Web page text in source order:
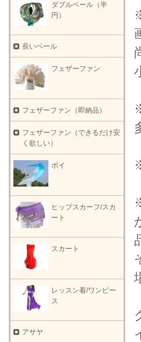
ダブルベール（半
円）
長いベール
フェザーファン
フェザーファン（即納品）
フェザーファン（できるだけ安
く欲しい）
ポイ
ヒップスカーフ/スカ
ート
スカート
レッスン着/ワンピー
ス
アサヤ